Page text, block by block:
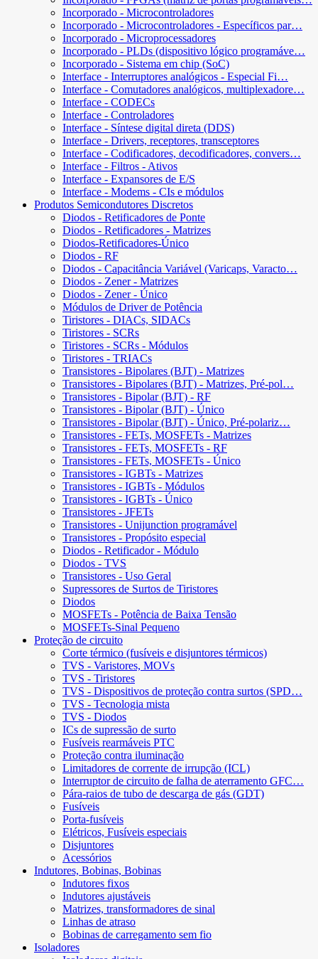
Incorporado - Microcontroladores
Incorporado - Microcontroladores - Específicos par…
Incorporado - Microprocessadores
Incorporado - PLDs (dispositivo lógico programáve…
Incorporado - Sistema em chip (SoC)
Interface - Interruptores analógicos - Especial Fi…
Interface - Comutadores analógicos, multiplexadore…
Interface - CODECs
Interface - Controladores
Interface - Síntese digital direta (DDS)
Interface - Drivers, receptores, transceptores
Interface - Codificadores, decodificadores, convers…
Interface - Filtros - Ativos
Interface - Expansores de E/S
Interface - Modems - CIs e módulos
Produtos Semicondutores Discretos
Diodos - Retificadores de Ponte
Diodos - Retificadores - Matrizes
Diodos-Retificadores-Único
Diodos - RF
Diodos - Capacitância Variável (Varicaps, Varacto…
Diodos - Zener - Matrizes
Diodos - Zener - Único
Módulos de Driver de Potência
Tiristores - DIACs, SIDACs
Tiristores - SCRs
Tiristores - SCRs - Módulos
Tiristores - TRIACs
Transistores - Bipolares (BJT) - Matrizes
Transistores - Bipolares (BJT) - Matrizes, Pré-pol…
Transistores - Bipolar (BJT) - RF
Transistores - Bipolar (BJT) - Único
Transistores - Bipolar (BJT) - Único, Pré-polariz…
Transistores - FETs, MOSFETs - Matrizes
Transistores - FETs, MOSFETs - RF
Transistores - FETs, MOSFETs - Único
Transistores - IGBTs - Matrizes
Transistores - IGBTs - Módulos
Transistores - IGBTs - Único
Transistores - JFETs
Transistores - Unijunction programável
Transistores - Propósito especial
Diodos - Retificador - Módulo
Diodos - TVS
Transistores - Uso Geral
Supressores de Surtos de Tiristores
Diodos
MOSFETs - Potência de Baixa Tensão
MOSFETs-Sinal Pequeno
Proteção de circuito
Corte térmico (fusíveis e disjuntores térmicos)
TVS - Varistores, MOVs
TVS - Tiristores
TVS - Dispositivos de proteção contra surtos (SPD…
TVS - Tecnologia mista
TVS - Diodos
ICs de supressão de surto
Fusíveis rearmáveis ​​PTC
Proteção contra iluminação
Limitadores de corrente de irrupção (ICL)
Interruptor de circuito de falha de aterramento GFC…
Pára-raios de tubo de descarga de gás (GDT)
Fusíveis
Porta-fusíveis
Elétricos, Fusíveis especiais
Disjuntores
Acessórios
Indutores, Bobinas, Bobinas
Indutores fixos
Indutores ajustáveis
Matrizes, transformadores de sinal
Linhas de atraso
Bobinas de carregamento sem fio
Isoladores